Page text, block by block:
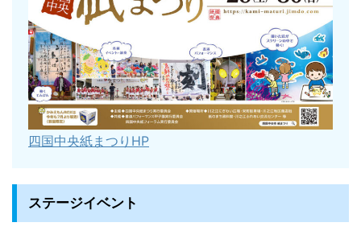
四国中央紙まつりHP
ステージイベント